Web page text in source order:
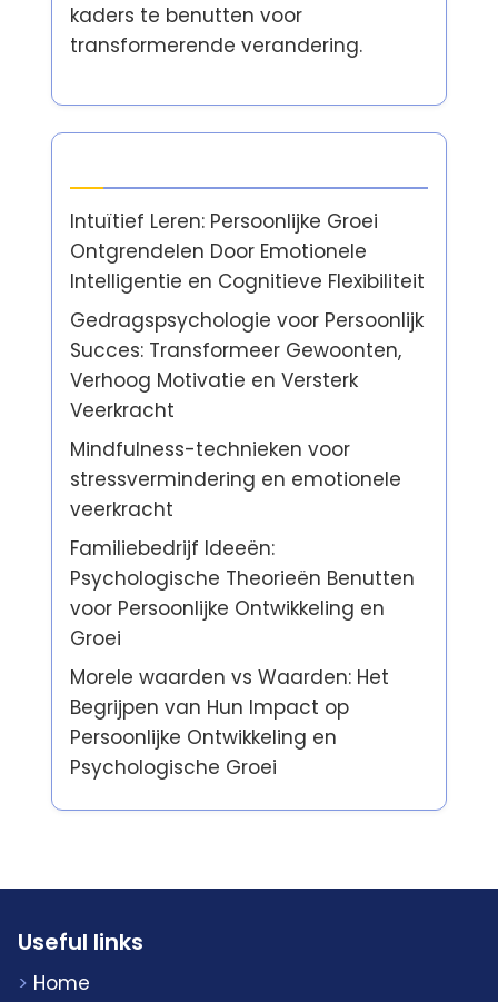
kaders te benutten voor
transformerende verandering.
Intuïtief Leren: Persoonlijke Groei
Ontgrendelen Door Emotionele
Intelligentie en Cognitieve Flexibiliteit
Gedragspsychologie voor Persoonlijk
Succes: Transformeer Gewoonten,
Verhoog Motivatie en Versterk
Veerkracht
Mindfulness-technieken voor
stressvermindering en emotionele
veerkracht
Familiebedrijf Ideeën:
Psychologische Theorieën Benutten
voor Persoonlijke Ontwikkeling en
Groei
Morele waarden vs Waarden: Het
Begrijpen van Hun Impact op
Persoonlijke Ontwikkeling en
Psychologische Groei
Useful links
Home